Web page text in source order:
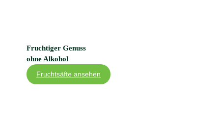
Fruchtiger Genuss
ohne Alkohol
Fruchtsäfte ansehen